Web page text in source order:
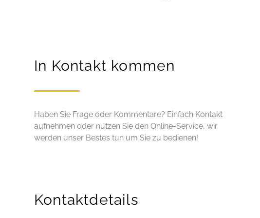
In Kontakt kommen
Haben Sie Frage oder Kommentare? Einfach Kontakt
aufnehmen oder nützen Sie den Online-Service, wir
werden unser Bestes tun um Sie zu bedienen!
Kontaktdetails